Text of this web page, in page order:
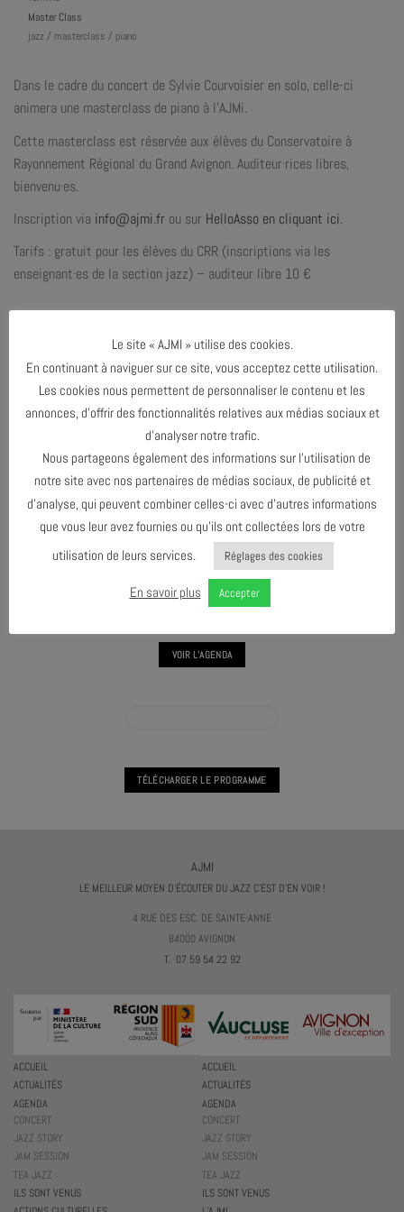
Master Class
jazz / masterclass / piano
Dans le cadre du concert de Sylvie Courvoisier en solo, celle-ci
animera une masterclass de piano à l’AJMi.
Cette masterclass est réservée aux élèves du Conservatoire à
Rayonnement Régional du Grand Avignon. Auditeur·rices libres,
bienvenu·es.
Inscription via info@ajmi.fr ou sur HelloAsso en cliquant ici.
Tarifs : gratuit pour les élèves du CRR (inscriptions via les
enseignant·es de la section jazz) – auditeur libre 10 €
PARTAGER & COMMENTER
ATELIER D'IMPROVISATION VOCALE AVEC JULIETTE MEYER
MASTERCLASS #2 - ARNAUD DOLMEN
VOIR L'AGENDA
TÉLÉCHARGER LE PROGRAMME
AJMI
LE MEILLEUR MOYEN D'ÉCOUTER DU JAZZ C'EST D'EN VOIR !
4 RUE DES ESC. DE SAINTE-ANNE
84000 AVIGNON
T. 07 59 54 22 92
ACCUEIL
ACTUALITÉS
AGENDA
CONCERT
JAZZ STORY
JAM SESSION
TEA JAZZ
ILS SONT VENUS
ACCUEIL
ACTUALITÉS
AGENDA
CONCERT
JAZZ STORY
JAM SESSION
TEA JAZZ
ILS SONT VENUS
Le site « AJMI » utilise des cookies.
En continuant à naviguer sur ce site, vous acceptez cette utilisation.
Les cookies nous permettent de personnaliser le contenu et les
annonces, d’offrir des fonctionnalités relatives aux médias sociaux et
d’analyser notre trafic.
Nous partageons également des informations sur l’utilisation de
notre site avec nos partenaires de médias sociaux, de publicité et
d’analyse, qui peuvent combiner celles-ci avec d’autres informations
que vous leur avez fournies ou qu’ils ont collectées lors de votre
utilisation de leurs services.
Réglages des cookies
En savoir plus Accepter